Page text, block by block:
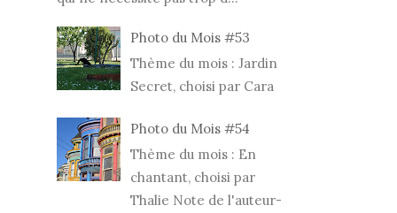
Photo du Mois #53
Thème du mois : Jardin
Secret, choisi par Cara
Photo du Mois #54
Thème du mois : En
chantant, choisi par
Thalie Note de l'auteur-